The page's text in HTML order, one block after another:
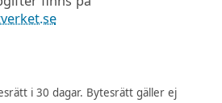
i 30 dagar. Bytesrätt gäller ej